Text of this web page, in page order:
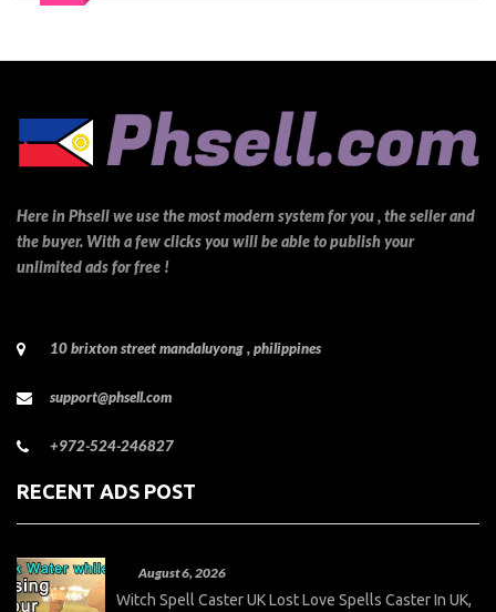
Here in Phsell we use the most modern system for you , the seller and
the buyer. With a few clicks you will be able to publish your
unlimited ads for free !
10 brixton street mandaluyong , philippines
support@phsell.com
+972-524-246827
RECENT ADS POST
August 6, 2026
Witch Spell Caster UK Lost Love Spells Caster In UK,